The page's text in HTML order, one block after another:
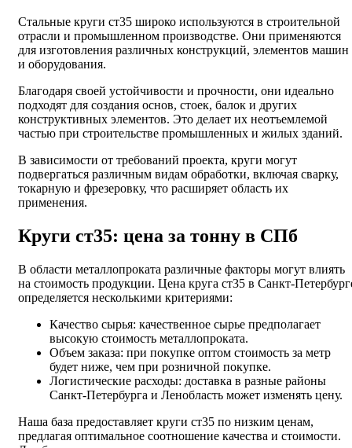
Стальные круги ст35 широко используются в строительной
отрасли и промышленном производстве. Они применяются
для изготовления различных конструкций, элементов машин
и оборудования.
Благодаря своей устойчивости и прочности, они идеально
подходят для создания основ, стоек, балок и других
конструктивных элементов. Это делает их неотъемлемой
частью при строительстве промышленных и жилых зданий.
В зависимости от требований проекта, круги могут
подвергаться различным видам обработки, включая сварку,
токарную и фрезеровку, что расширяет область их
применения.
Круги ст35: цена за тонну в СПб
В области металлопроката различные факторы могут влиять
на стоимость продукции. Цена круга ст35 в Санкт-
определяется несколькими критериями:
Качество сырья: качественное сырье предполагает
высокую стоимость металлопроката.
Объем заказа: при покупке оптом стоимость за метр
будет ниже, чем при розничной покупке.
Логистические расходы: доставка в разные районы
Санкт-Петербурга и Ленобласть может изменять цену.
Наша база предоставляет круги ст35 по низким ценам,
предлагая оптимальное соотношение качества и стоимости.